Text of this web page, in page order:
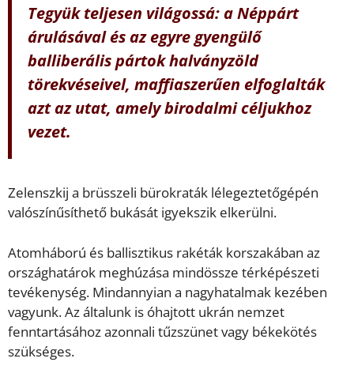
Tegyük teljesen világossá: a Néppárt
árulásával és az egyre gyengülő
balliberális pártok halványzöld
törekvéseivel, maffiaszerűen elfoglalták
azt az utat, amely birodalmi céljukhoz
vezet.
Zelenszkij a brüsszeli bürokraták lélegeztetőgépén
valószínűsíthető bukását igyekszik elkerülni.
Atomháború és ballisztikus rakéták korszakában az
országhatárok meghúzása mindössze térképészeti
tevékenység. Mindannyian a nagyhatalmak kezében
vagyunk. Az általunk is óhajtott ukrán nemzet
fenntartásához azonnali tűzszünet vagy békekötés
szükséges.